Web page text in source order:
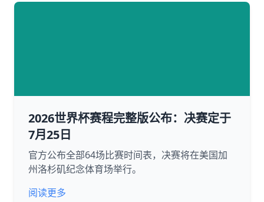
2026世界杯赛程完整版公布：决赛定于
7月25日
官方公布全部64场比赛时间表，决赛将在美国加
州洛杉矶纪念体育场举行。
阅读更多